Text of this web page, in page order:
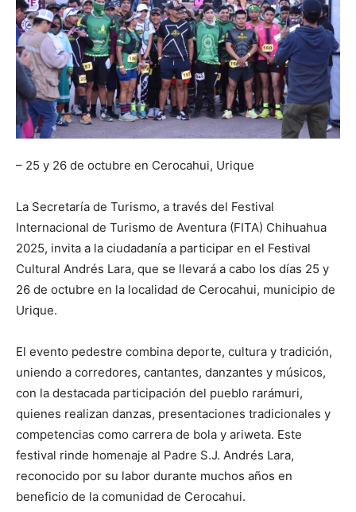
– 25 y 26 de octubre en Cerocahui, Urique
La Secretaría de Turismo, a través del Festival
Internacional de Turismo de Aventura (FITA) Chihuahua
2025, invita a la ciudadanía a participar en el Festival
Cultural Andrés Lara, que se llevará a cabo los días 25 y
26 de octubre en la localidad de Cerocahui, municipio de
Urique.
El evento pedestre combina deporte, cultura y tradición,
uniendo a corredores, cantantes, danzantes y músicos,
con la destacada participación del pueblo rarámuri,
quienes realizan danzas, presentaciones tradicionales y
competencias como carrera de bola y ariweta. Este
festival rinde homenaje al Padre S.J. Andrés Lara,
reconocido por su labor durante muchos años en
beneficio de la comunidad de Cerocahui.